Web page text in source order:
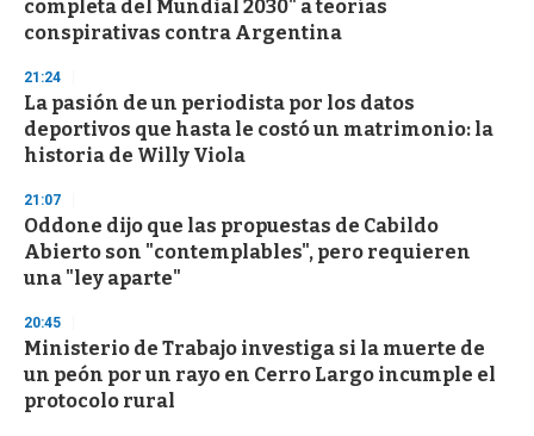
o
n
completa del Mundial 2030" a teorías
conspirativas contra Argentina
21:24
La pasión de un periodista por los datos
deportivos que hasta le costó un matrimonio: la
historia de Willy Viola
21:07
Oddone dijo que las propuestas de Cabildo
Abierto son "contemplables", pero requieren
una "ley aparte"
20:45
Ministerio de Trabajo investiga si la muerte de
un peón por un rayo en Cerro Largo incumple el
protocolo rural